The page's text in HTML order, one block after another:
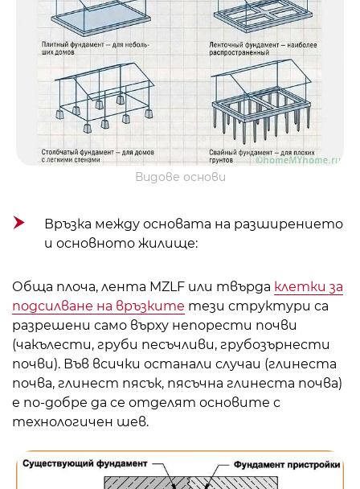
Видове основи
Връзка между основата на разширението
и основното жилище:
Обща плоча, лента MZLF или твърда клетки за
подсилване на връзките тези структури са
разрешени само върху непорести почви
(чакълести, груби песъчливи, грубозърнести
почви). Във всички останали случаи (глинеста
почва, глинест пясък, пясъчна глинеста почва)
е по-добре да се отделят основите с
технологичен шев.